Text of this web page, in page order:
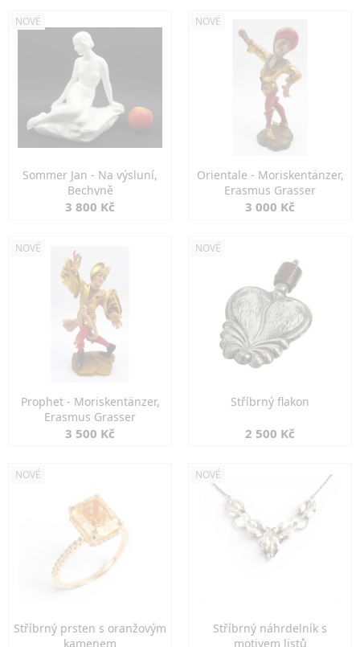
NOVÉ
Sommer Jan - Na výsluní,
Bechyně
3 800 Kč
NOVÉ
Orientale - Moriskentänzer,
Erasmus Grasser
3 000 Kč
NOVÉ
Prophet - Moriskentänzer,
Erasmus Grasser
3 500 Kč
NOVÉ
Stříbrný flakon
2 500 Kč
NOVÉ
Stříbrný prsten s oranžovým
kamenem
NOVÉ
Stříbrný náhrdelník s
motivem listů